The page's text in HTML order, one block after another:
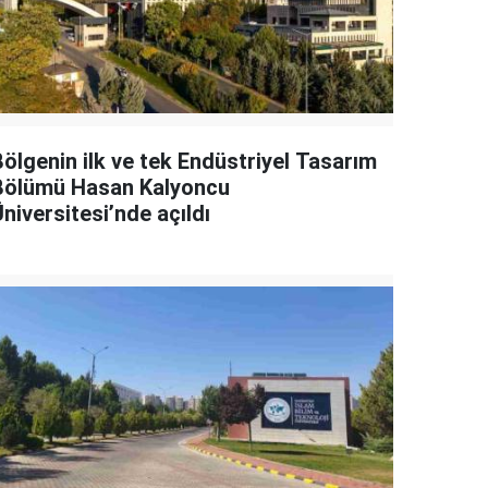
ilk ve tek Endüstriyel Tasarım
Hasan Kalyoncu
açıldı